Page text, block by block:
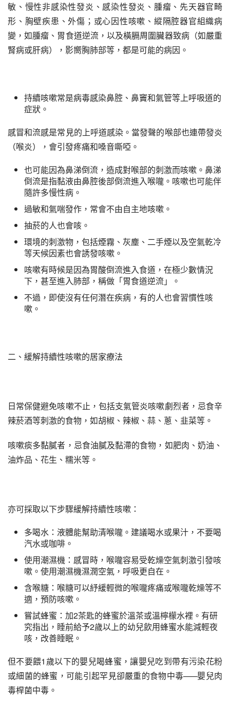
敏、慢性非感染性發炎、感染性發炎、腫瘤、先天器官畸
形、胸壁疾患、外傷；或心因性咳嗽、縱隔腔器官組織病
變，如腫瘤、胃食道逆流，以及橫膈周圍臟器致病（如嚴重
腎病或肝病），影嚮胸肺部等，都是可能的病因。
持續咳嗽常是病毒感染鼻腔、鼻竇和氣管等上呼吸道的
症狀。
感冒和流感是常見的上呼道感染。當發聲的喉部也連帶發炎
（喉炎），會引發疼痛和嗓音嘶啞。
也可能因為鼻涕倒流，造成對喉部的刺激而咳嗽。鼻涕
倒流是指黏液由鼻腔後部倒流進入喉嚨。咳嗽也可能伴
隨許多慢性病。
過敏和氣喘發作，常會不由自主地咳嗽。
抽菸的人也會咳。
環境的刺激物，包括煙霧、灰塵、二手煙以及空氣乾冷
等天候因素也會誘發咳嗽。
咳嗽有時候是因為胃酸倒流進入食道，在極少數情況
下，甚至進入肺部，稱做「胃食道逆流」。
不過，即使沒有任何潛在疾病，有的人也會習慣性咳
嗽。
二、緩解持續性咳嗽的居家療法
日常保健避免咳嗽不止，包括支氣管炎咳嗽劇烈者，忌食辛
辣菸酒等刺激的食物，如胡椒、辣椒、蒜、蔥、韭菜等。
咳嗽痰多黏膩者，忌食油膩及黏滯的食物，如肥肉、奶油、
油炸品、花生、糯米等。
亦可採取以下步驟緩解持續性咳嗽：
多喝水：液體能幫助清喉嚨。建議喝水或果汁，不要喝
汽水或咖啡。
使用潮濕機：感冒時，喉嚨容易受乾燥空氣刺激引發咳
嗽。使用潮濕機濕潤空氣，呼吸更自在。
含喉糖：喉糖可以紓緩輕微的喉嚨疼痛或喉嚨乾燥等不
適，預防咳嗽。
嘗試蜂蜜：加2茶匙的蜂蜜於溫茶或溫檸檬水裡。有研
究指出，睡前給予2歲以上的幼兒飲用蜂蜜水能減輕夜
咳，改善睡眠。
但不要餵1歲以下的嬰兒喝蜂蜜，讓嬰兒吃到帶有污染花粉
或細菌的蜂蜜，可能引起罕見卻嚴重的食物中毒—─嬰兒肉
毒桿菌中毒。